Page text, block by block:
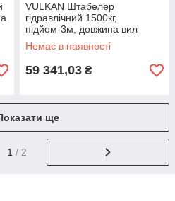
VULKAN Штабелер
гідравлічний 1500кг,
підйом-3м, довжина вил
1,1м, колір-жовтий
Немає в наявності
59 341,03 ₴
ще
1 / 2